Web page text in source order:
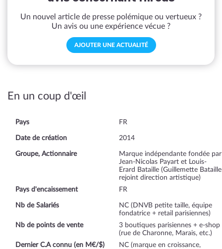
Un nouvel article de presse polémique ou vertueux ?
Un avis ou une expérience vécue ?
AJOUTER UNE ACTUALITÉ
En un coup d'œil
Pays FR
Date de création 2014
Groupe, Actionnaire
Marque indépendante fondée par
Jean-Nicolas Payart et Louis-
Erard Bataille (Guillemette Bataille
rejoint direction artistique)
Pays d'encaissement
FR
Nb de Salariés
NC (DNVB petite taille, équipe
fondatrice + retail parisiennes)
Nb de points de vente
3 boutiques parisiennes + e-shop
(rue de Charonne, Marais, etc.)
Dernier C.A connu (en M€/$)
NC (marque en croissance,